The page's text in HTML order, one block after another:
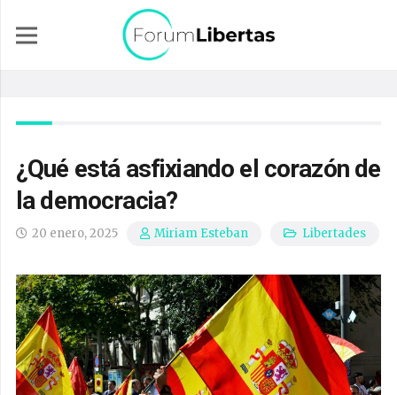
¿Qué está asfixiando el corazón de
la democracia?
20 enero, 2025 Miriam Esteban Libertades